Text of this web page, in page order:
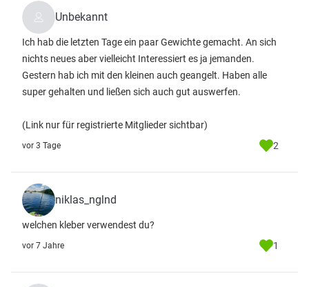
Unbekannt
Ich hab die letzten Tage ein paar Gewichte gemacht. An sich
nichts neues aber vielleicht Interessiert es ja jemanden.
Gestern hab ich mit den kleinen auch geangelt. Haben alle
super gehalten und ließen sich auch gut auswerfen.
(Link nur für registrierte Mitglieder sichtbar)
vor 3 Tage 2
niklas_nglnd
welchen kleber verwendest du?
vor 7 Jahre 1